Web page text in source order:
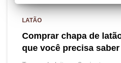
LATÃO
Comprar chapa de
que você precisa saber